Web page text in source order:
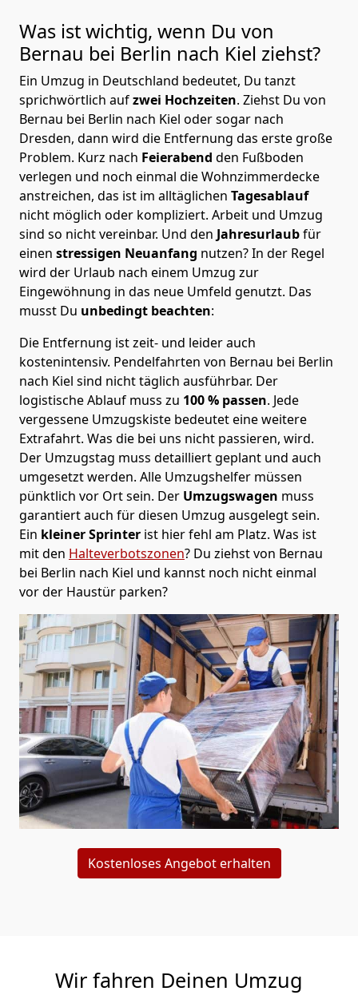
Was ist wichtig, wenn Du von
Bernau bei Berlin nach Kiel ziehst?
Ein Umzug in Deutschland bedeutet, Du tanzt
sprichwörtlich aufzwei Hochzeiten. Ziehst Du von
Bernau bei Berlin nach Kiel oder sogar nach
Dresden, dann wird die Entfernung das erste große
Problem. Kurz nach Feierabend den Fußboden
verlegen und noch einmal die Wohnzimmerdecke
anstreichen, das ist im alltäglichen Tagesablauf
nicht möglich oder kompliziert. Arbeit und Umzug
sind so nicht vereinbar. Und den Jahresurlaubfür
einen stressigen Neuanfang nutzen? In der Regel
wird der Urlaub nach einem Umzug zur
Eingewöhnung in das neue Umfeld genutzt. Das
musst Du unbedingt beachten:
Die Entfernung ist zeit- und leider auch
kostenintensiv. Pendelfahrten von Bernau bei Berlin
nach Kiel sind nicht täglich ausführbar. Der
logistische Ablauf muss zu 100 % passen. Jede
vergessene Umzugskiste bedeutet eine weitere
Extrafahrt. Was die bei uns nicht passieren, wird.
Der Umzugstag muss detailliert geplant und auch
umgesetzt werden. Alle Umzugshelfer müssen
pünktlich vor Ort sein. Der Umzugswagen muss
garantiert auch für diesen Umzug ausgelegt sein.
Ein kleiner Sprinter ist hier fehl am Platz. Was ist
mit den Halteverbotszonen? Du ziehst von Bernau
bei Berlin nach Kiel und kannst noch nicht einmal
vor der Haustür parken?
Kostenloses Angebot erhalten
Wir fahren Deinen Umzug